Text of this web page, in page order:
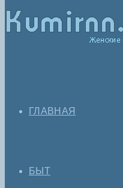
ГЛАВНАЯ
БЫТ